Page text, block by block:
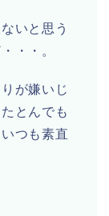
いと思う
・・。
が嫌いじ
とんでも
つも素直